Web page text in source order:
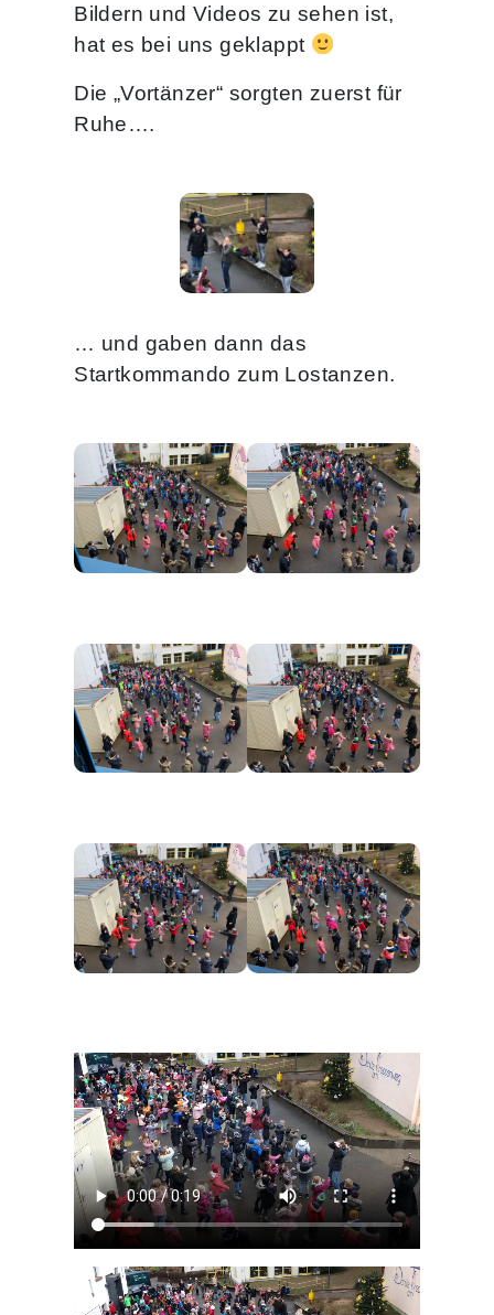
Bildern und Videos zu sehen ist,
hat es bei uns geklappt
Die „Vortänzer“ sorgten zuerst für
Ruhe….
… und gaben dann das
Startkommando zum Lostanzen.